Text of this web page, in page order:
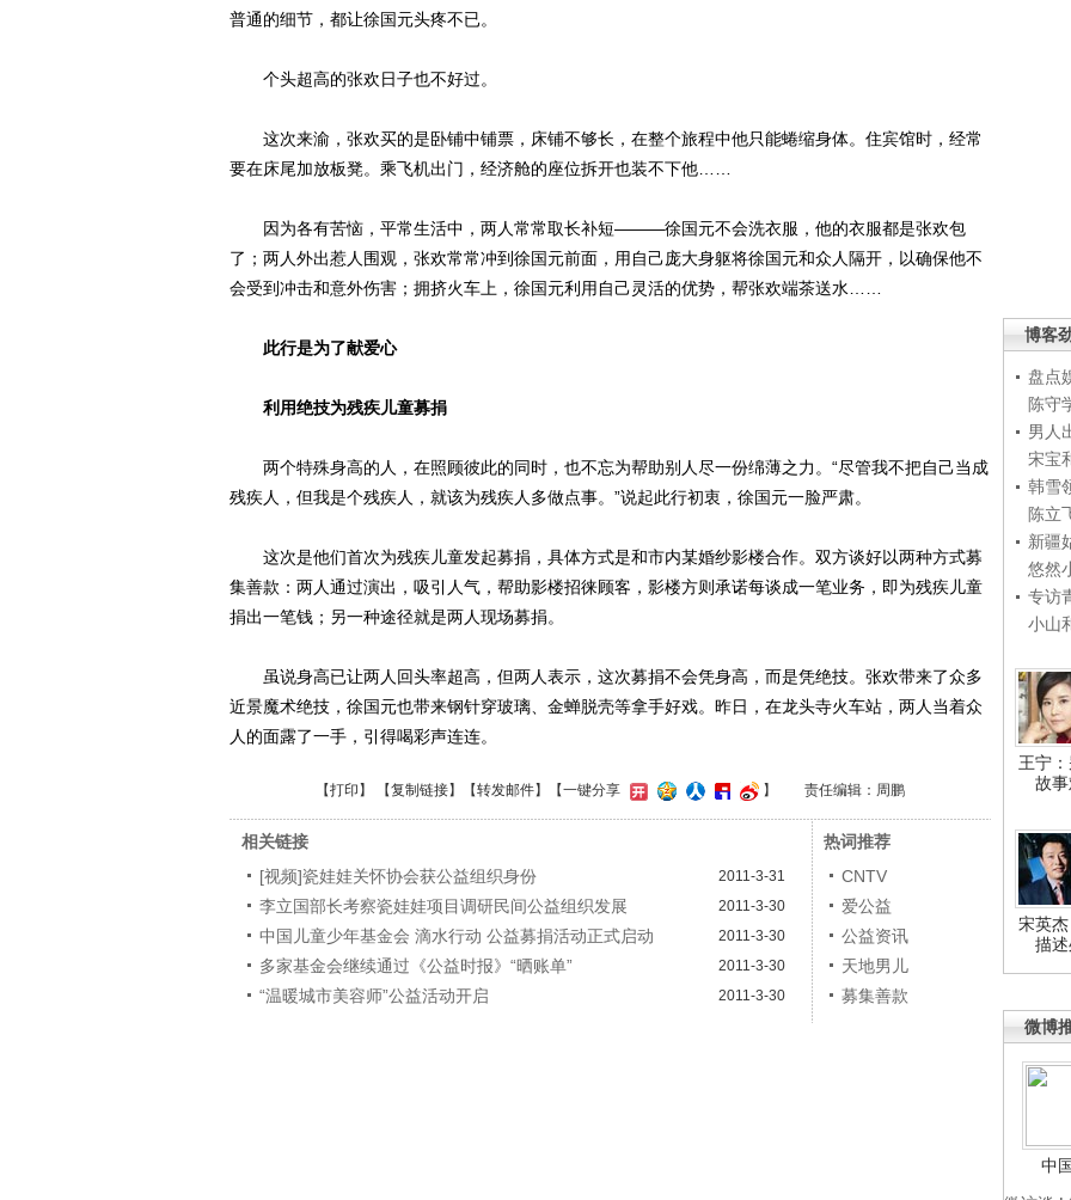
博客
盘点
陈守
男人
宋宝
韩雪
陈立
新疆
悠然
专访
小山
王宁
故
宋英杰
描
微博
中
普通的细节，都让徐国元头疼不已。
个头超高的张欢日子也不好过。
这次来渝，张欢买的是卧铺中铺票，床铺不够长，在整个旅程中他只能蜷缩身体。住宾馆时，经常
要在床尾加放板凳。乘飞机出门，经济舱的座位拆开也装不下他……
因为各有苦恼，平常生活中，两人常常取长补短———徐国元不会洗衣服，他的衣服都是张欢包
了；两人外出惹人围观，张欢常常冲到徐国元前面，用自己庞大身躯将徐国元和众人隔开，以确保他不
会受到冲击和意外伤害；拥挤火车上，徐国元利用自己灵活的优势，帮张欢端茶送水……
此行是为了献爱心
利用绝技为残疾儿童募捐
两个特殊身高的人，在照顾彼此的同时，也不忘为帮助别人尽一份绵薄之力。“尽管我不把自己当成
残疾人，但我是个残疾人，就该为残疾人多做点事。”说起此行初衷，徐国元一脸严肃。
这次是他们首次为残疾儿童发起募捐，具体方式是和市内某婚纱影楼合作。双方谈好以两种方式募
集善款：两人通过演出，吸引人气，帮助影楼招徕顾客，影楼方则承诺每谈成一笔业务，即为残疾儿童
捐出一笔钱；另一种途径就是两人现场募捐。
虽说身高已让两人回头率超高，但两人表示，这次募捐不会凭身高，而是凭绝技。张欢带来了众多
近景魔术绝技，徐国元也带来钢针穿玻璃、金蝉脱壳等拿手好戏。昨日，在龙头寺火车站，两人当着众
人的面露了一手，引得喝彩声连连。
【打印 】 【复制链接】【转发邮件】 【一键分享 】 责任编辑：周鹏
相关链接
[视频]瓷娃娃关怀协会获公益组织身份
2011-3-31
李立国部长考察瓷娃娃项目调研民间公益组织发展 2011-3-30
中国儿童少年基金会 滴水行动 公益募捐活动正式启动 2011-3-30
多家基金会继续通过《公益时报》“晒账单” 2011-3-30
“温暖城市美容师”公益活动开启 2011-3-30
热词推荐
CNTV
爱公益
公益资讯
天地男儿
募集善款